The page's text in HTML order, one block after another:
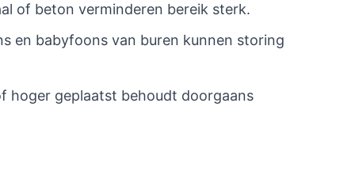
of beton verminderen bereik sterk.
en babyfoons van buren kunnen storing
hoger geplaatst behoudt doorgaans